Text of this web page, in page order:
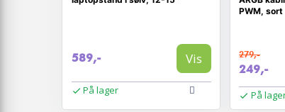
589,- Vis
På lager
PWM, sort
279,-
249,-
På